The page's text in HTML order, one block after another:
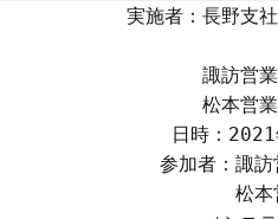
実施者：長野支
諏訪営
松本営
日時：
参加者：諏
松本